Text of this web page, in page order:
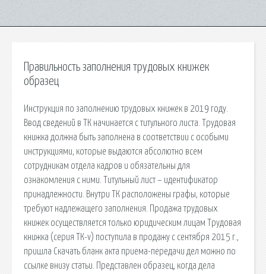
Правильность заполнения трудовых книжек
образец
Инструкция по заполнению трудовых книжек в 2019 году.
Ввод сведений в ТК начинается с титульного листа. Трудовая
книжка должна быть заполнена в соответствии с особыми
инструкциями, которые выдаются абсолютно всем
сотрудникам отдела кадров и обязательны для
ознакомления с ними. Титульный лист – идентификатор
принадлежности. Внутри ТК расположены графы, которые
требуют надлежащего заполнения. Продажа трудовых
книжек осуществляется только юридическим лицам Трудовая
книжка (серия ТК-v) поступила в продажу с сентября 2015 г.,
пришла Скачать бланк акта приема-передачи дел можно по
ссылке внизу статьи. Представлен образец, когда дела